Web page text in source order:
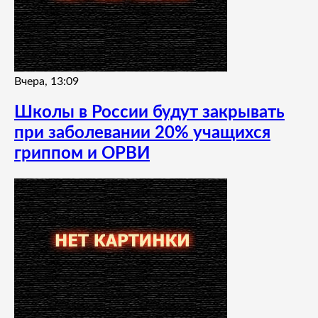
Вчера, 13:09
Школы в России будут закрывать
при заболевании 20% учащихся
гриппом и ОРВИ